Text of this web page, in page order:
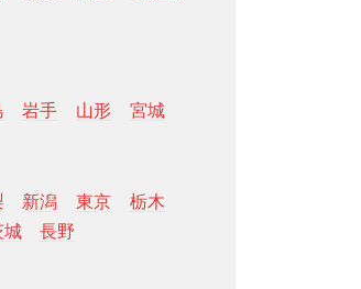
岩手 山形 宮城
新潟 東京
栃木
城 長野